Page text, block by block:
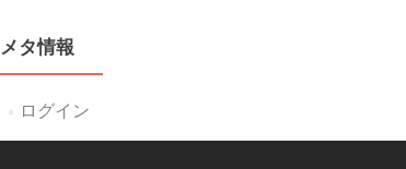
メタ情報
ログイン